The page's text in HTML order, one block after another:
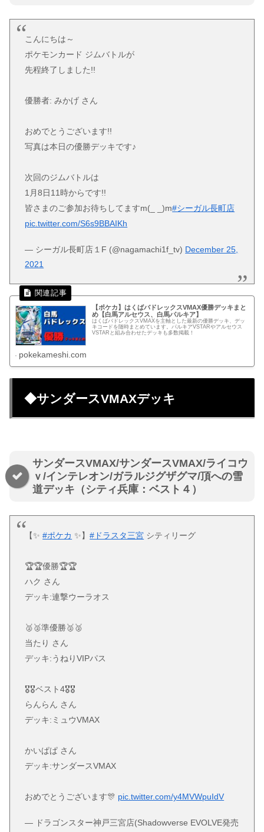
こんにちは～
ポケモンカード ジムバトルが
先程終了しました!!
優勝者: みかげ さん
おめでとうございます!!
写真は本日の優勝デッキです♪
次回のジムバトルは
1月8日11時からです!!
皆さまのご参加お待ちしてますm(_ _)m#シーガル長町店
pic.twitter.com/S6s9BBAIKh
— シーガル長町店１F (@nagamachi1f_tv) December 25,
2021
【ポケカ】はくばバドレックスVMAX優勝デッキまと
め【白馬アルセウス、白馬パルキア】
はくばバドレックスVMAXを主軸とした最新の優勝デッキ、デッ
キコードを随時まとめています。パルキアVSTARやアルセウス
VSTARと組み合わせたデッキも多数掲載！
pokekameshi.com
◆サンダースVMAXデッキ
サンダースVMAX/サンダースVMAX/ライコウ
ｖ/インテレオン/ガラルジグザグマ/頂への雪
道デッキ（シティ兵庫：ベスト４）
【✨#ポケカ ✨】#ドラスタ三宮 シティリーグ
🏆🏆優勝🏆🏆
ハク さん
デッキ:連撃ウーラオス
🥈🥈準優勝🥈🥈
当たり さん
デッキ:うねりVIPパス
🎖🎖ベスト4🎖🎖
らんらん さん
デッキ:ミュウVMAX
かいぱぱ さん
デッキ:サンダースVMAX
おめでとうございます🎊 pic.twitter.com/y4MVWpuIdV
— ドラゴンスター神戸三宮店(Shadowverse EVOLVE発売